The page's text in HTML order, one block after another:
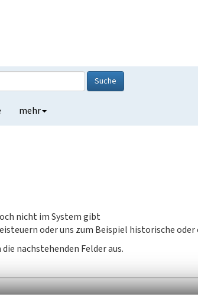
Suche
mehr
nicht im System gibt
oder uns zum Beispiel historische oder
nachstehenden Felder aus.